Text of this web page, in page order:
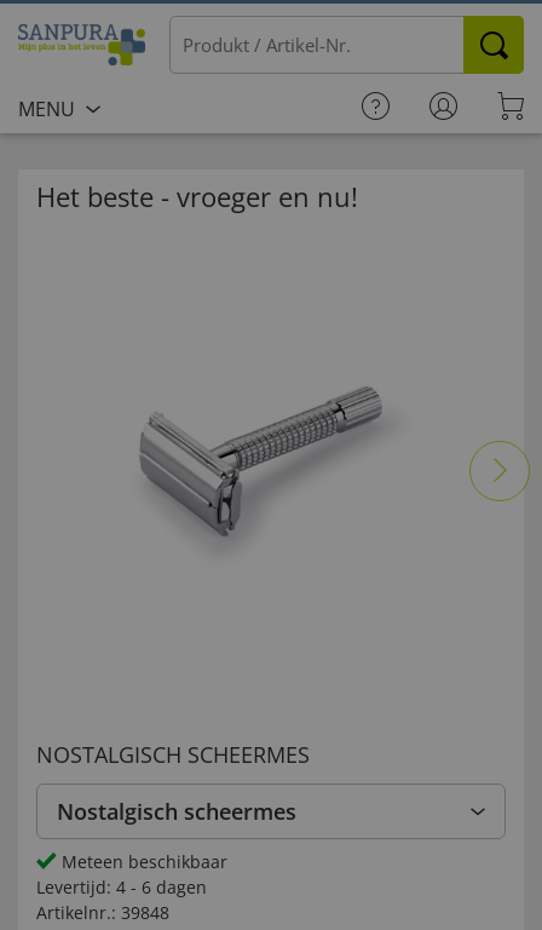
MENU
Het beste - vroeger en nu!
NOSTALGISCH SCHEERMES
Nostalgisch scheermes
Meteen beschikbaar
Levertijd: 4 - 6 dagen
Artikelnr.: 39848